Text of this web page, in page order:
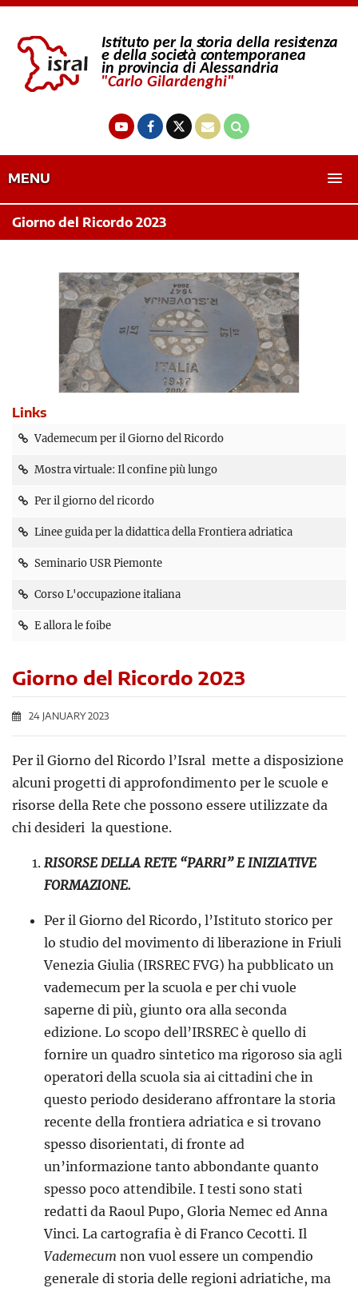
MENU
Giorno del Ricordo 2023
Links
Vademecum per il Giorno del Ricordo
Mostra virtuale: Il confine più lungo
Per il giorno del ricordo
Linee guida per la didattica della Frontiera adriatica
Seminario USR Piemonte
Corso L'occupazione italiana
E allora le foibe
Giorno del Ricordo 2023
24 JANUARY 2023
Per il Giorno del Ricordo l’Isral mette a disposizione
alcuni progetti di approfondimento per le scuole e
risorse della Rete che possono essere utilizzate da
chi desideri la questione.
RISORSE DELLA RETE “PARRI” E INIZIATIVE
FORMAZIONE.
Per il Giorno del Ricordo, l’Istituto storico per
lo studio del movimento di liberazione in Friuli
Venezia Giulia (IRSREC FVG) ha pubblicato un
vademecum per la scuola e per chi vuole
saperne di più, giunto ora alla seconda
edizione. Lo scopo dell’IRSREC è quello di
fornire un quadro sintetico ma rigoroso sia agli
operatori della scuola sia ai cittadini che in
questo periodo desiderano affrontare la storia
recente della frontiera adriatica e si trovano
spesso disorientati, di fronte ad
un’informazione tanto abbondante quanto
spesso poco attendibile. I testi sono stati
redatti da Raoul Pupo, Gloria Nemec ed Anna
Vinci. La cartografia è di Franco Cecotti. Il
Vademecum non vuol essere un compendio
generale di storia delle regioni adriatiche, ma